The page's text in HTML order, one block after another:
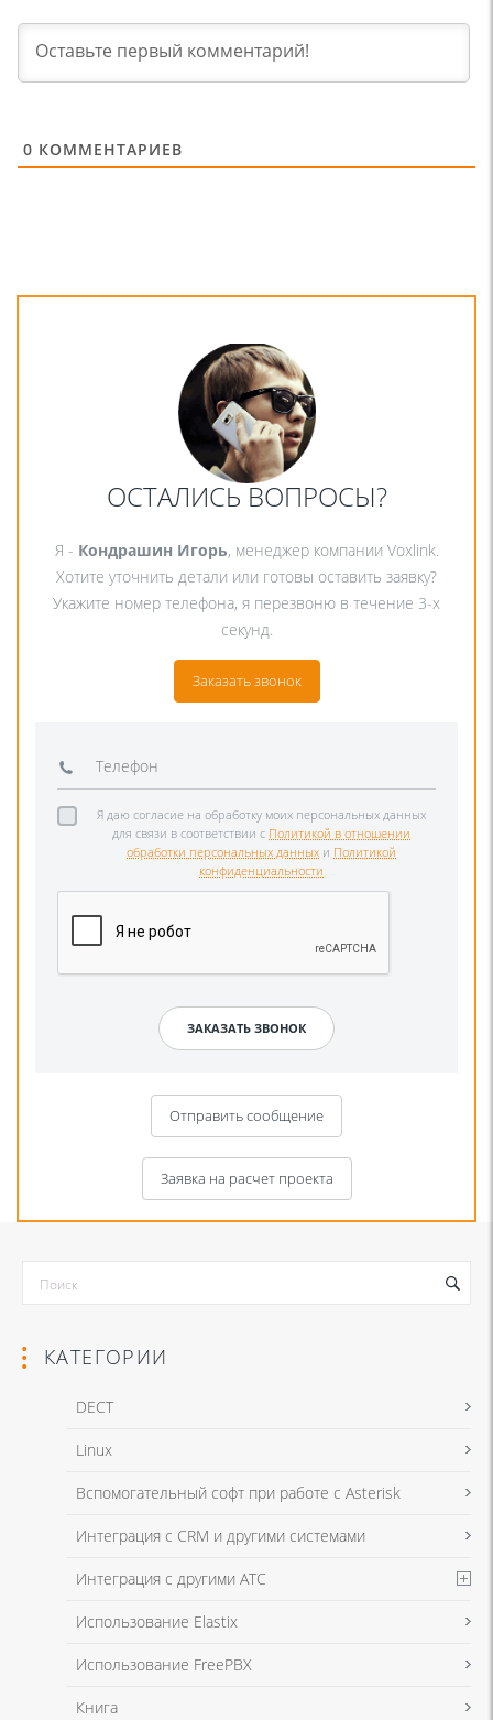
0 КОММЕНТАРИЕВ
ОСТАЛИСЬ ВОПРОСЫ?
Я - Кондрашин Игорь, менеджер компании Voxlink.
Хотите уточнить детали или готовы оставить заявку?
Укажите номер телефона, я перезвоню в течение 3-х
секунд.
Заказать звонок
Я даю согласие на обработку моих персональных данных
для связи в соответствии с Политикой в отношении
обработки персональных данных и Политикой
конфиденциальности
Отправить сообщение
Я даю согласие на обработку моих персональных данных для связи
в соответствии с Политикой в отношении обработки персональных
Заявка на расчет проекта
Я даю согласие на обработку моих персональных данных для связи
в соответствии с Политикой в отношении обработки персональных
КАТЕГОРИИ
DECT
Linux
Вспомогательный софт при работе с Asterisk
Интеграция с CRM и другими системами
Интеграция с другими АТС
Использование Elastix
Использование FreePBX
Книга